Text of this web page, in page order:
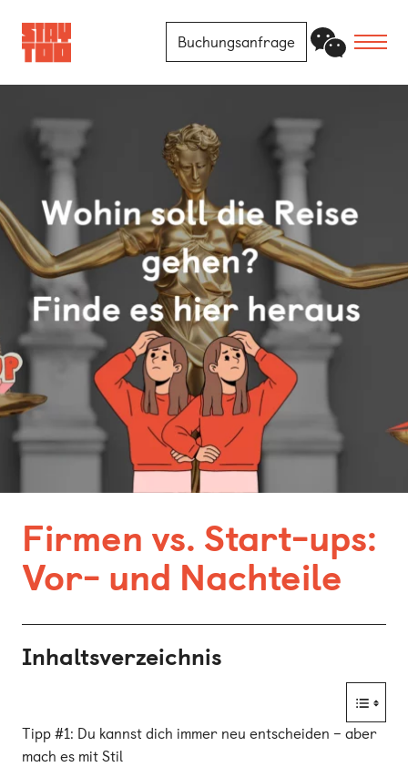
Buchungsanfrage
Apartments
Community
Journal
FAQ
Kontakt
Standorte
Berlin
Bonn
Kaiserslautern
München
Nürnberg
Firmen vs. Start-ups:
Vor- und Nachteile
Inhaltsverzeichnis
Tipp #1: Du kannst dich immer neu entscheiden – aber
mach es mit Stil